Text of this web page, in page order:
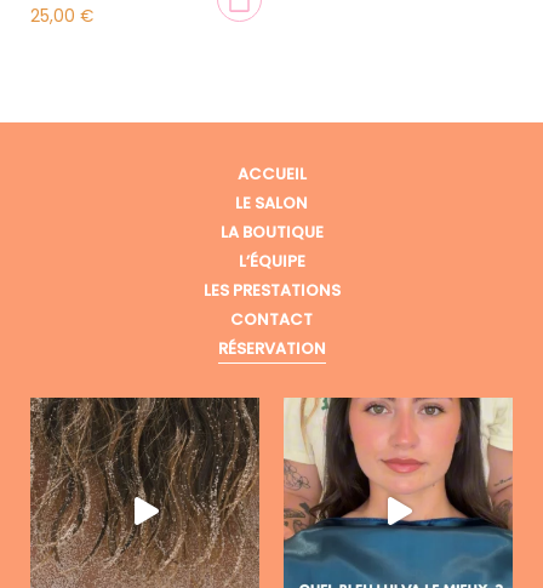
25,00 €
ACCUEIL
LE SALON
LA BOUTIQUE
L’ÉQUIPE
LES PRESTATIONS
CONTACT
RÉSERVATION